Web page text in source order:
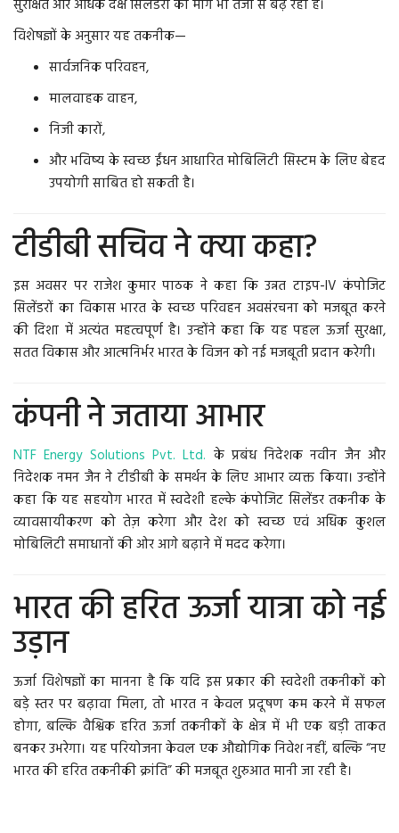
सुरक्षित और अधिक दक्ष सिलेंडरों की मांग भी तेजी से बढ़ रही है।
विशेषज्ञों के अनुसार यह तकनीक—
सार्वजनिक परिवहन,
मालवाहक वाहन,
निजी कारों,
और भविष्य के स्वच्छ ईंधन आधारित मोबिलिटी सिस्टम के लिए बेहद
उपयोगी साबित हो सकती है।
टीडीबी सचिव ने क्या कहा?
इस अवसर पर राजेश कुमार पाठक ने कहा कि उन्नत टाइप-IV कंपोजिट
सिलेंडरों का विकास भारत के स्वच्छ परिवहन अवसंरचना को मजबूत करने
की दिशा में अत्यंत महत्वपूर्ण है। उन्होंने कहा कि यह पहल ऊर्जा सुरक्षा,
सतत विकास और आत्मनिर्भर भारत के विजन को नई मजबूती प्रदान करेगी।
कंपनी ने जताया आभार
NTF Energy Solutions Pvt. Ltd. के प्रबंध निदेशक नवीन जैन और
निदेशक नमन जैन ने टीडीबी के समर्थन के लिए आभार व्यक्त किया। उन्होंने
कहा कि यह सहयोग भारत में स्वदेशी हल्के कंपोजिट सिलेंडर तकनीक के
व्यावसायीकरण को तेज़ करेगा और देश को स्वच्छ एवं अधिक कुशल
मोबिलिटी समाधानों की ओर आगे बढ़ाने में मदद करेगा।
भारत की हरित ऊर्जा यात्रा को नई
उड़ान
ऊर्जा विशेषज्ञों का मानना है कि यदि इस प्रकार की स्वदेशी तकनीकों को
बड़े स्तर पर बढ़ावा मिला, तो भारत न केवल प्रदूषण कम करने में सफल
होगा, बल्कि वैश्विक हरित ऊर्जा तकनीकों के क्षेत्र में भी एक बड़ी ताकत
बनकर उभरेगा। यह परियोजना केवल एक औद्योगिक निवेश नहीं, बल्कि “नए
भारत की हरित तकनीकी क्रांति” की मजबूत शुरुआत मानी जा रही है।